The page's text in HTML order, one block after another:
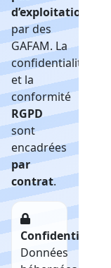
d’exploitation
par des
GAFAM. La
confidentialité
et la
conformité
RGPD
sont
encadrées
par
contrat.
Confidentialité
Données